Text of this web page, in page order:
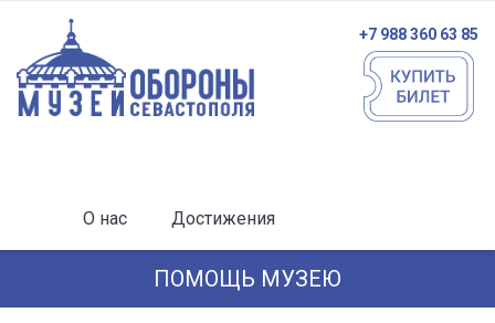
+7 988 360 63 85
О нас Достижения
ПОМОЩЬ МУЗЕЮ